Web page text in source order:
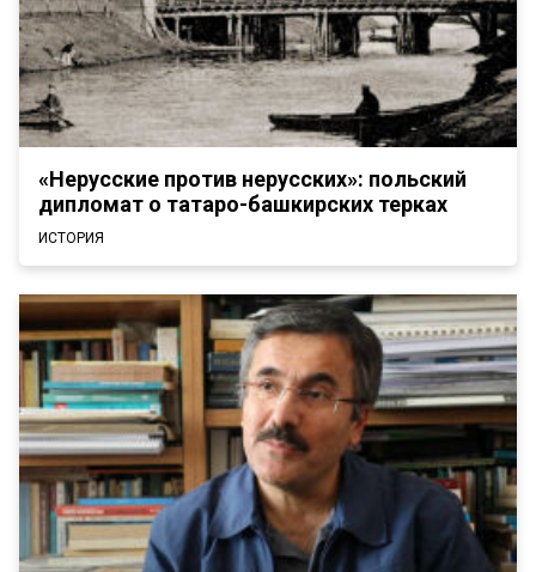
«Нерусские против нерусских»: польский
дипломат о татаро-башкирских терках
ИСТОРИЯ